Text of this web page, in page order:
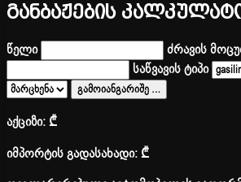
განბაჟების
წელი
ძრავის
საწვავის ტიპი
გამოიანგარიშე …
აქციზი:₾
იმპორტის გადასახადი:₾